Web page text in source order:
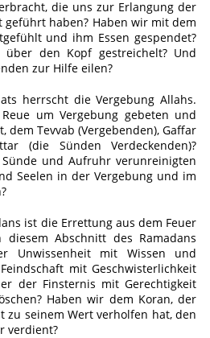
die uns zur Erlangung der
haben? Haben wir mit dem
und ihm Essen gespendet?
den Kopf gestreichelt? Und
zur Hilfe eilen?
herrscht die Vergebung Allahs.
um Vergebung gebeten und
dem Tevvab (Vergebenden), Gaffar
(die Sünden Verdeckenden)?
und Aufruhr verunreinigten
Seelen in der Vergebung und im
ist die Errettung aus dem Feuer
Abschnitt des Ramadans
Unwissenheit mit Wissen und
mit Geschwisterlichkeit
der Finsternis mit Gerechtigkeit
Haben wir dem Koran, der
zu seinem Wert verholfen hat, den
verdient?